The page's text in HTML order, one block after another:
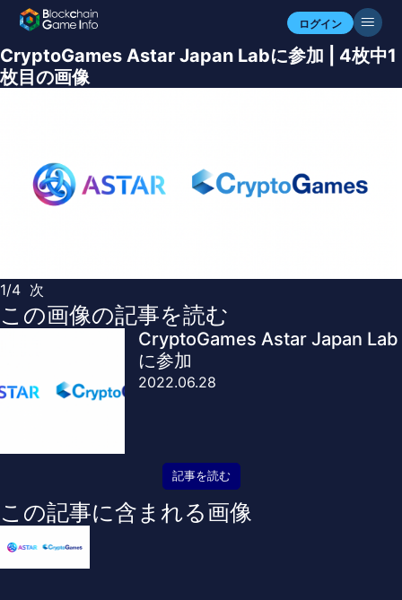
ログイン
CryptoGames Astar Japan Labに参加 | 4枚中1
枚目の画像
1/4 次
この画像の記事を読む
CryptoGames Astar Japan Lab
に参加
2022.06.28
記事を読む
この記事に含まれる画像